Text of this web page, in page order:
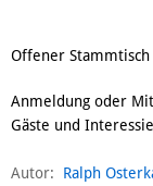
Offener Stammtisch
Anmeldung oder
Gäste und
Autor: Ralph